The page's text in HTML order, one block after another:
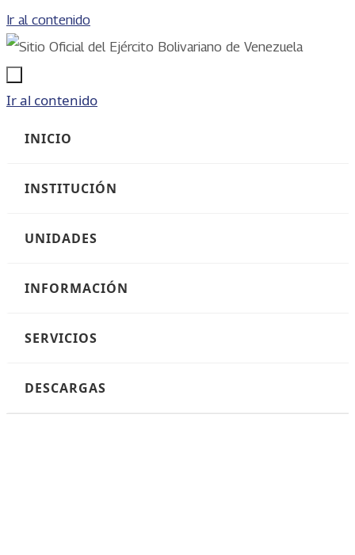
Ir al contenido
Ir al contenido
INICIO
INSTITUCIÓN
UNIDADES
INFORMACIÓN
SERVICIOS
DESCARGAS